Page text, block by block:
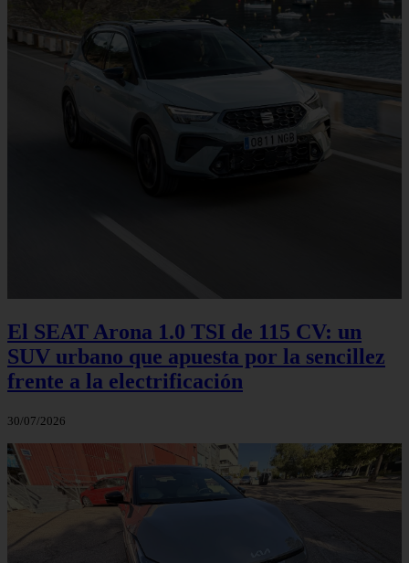
El SEAT Arona 1.0 TSI de 115 CV: un
SUV urbano que apuesta por la sencillez
frente a la electrificación
30/07/2026